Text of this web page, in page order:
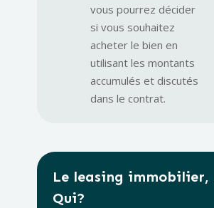
vous pourrez décider
si vous souhaitez
acheter le bien en
utilisant les montants
accumulés et discutés
dans le contrat.
Le leasing immobilier,
Qui?